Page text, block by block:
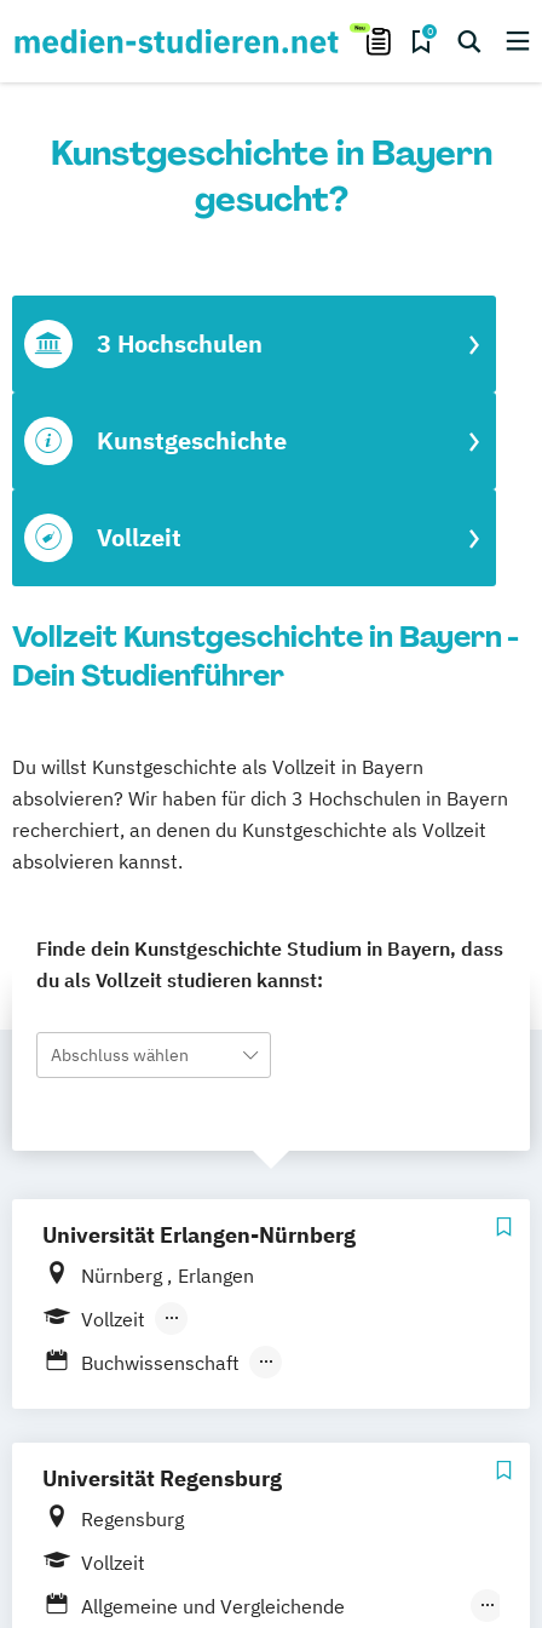
0
Kunstgeschichte in Bayern
gesucht?
Vollzeit
Kunstgeschichte
3 Hochschulen
Vollzeit Kunstgeschichte in Bayern -
Dein Studienführer
Du willst Kunstgeschichte als Vollzeit in Bayern
absolvieren? Wir haben für dich 3 Hochschulen in Bayern
recherchiert, an denen du Kunstgeschichte als Vollzeit
absolvieren kannst.
Finde dein Kunstgeschichte Studium in Bayern, dass
du als Vollzeit studieren kannst:
Abschluss wählen
Universität Erlangen-Nürnberg
Nürnberg
Erlangen
Vollzeit
Berufsbegleitendes Präsenzstudium
Buchwissenschaft
Engineering
Digitale Geistes- und Sozialwissenschaften
Kunstgeschichte
Lehramt Kunst Lehramt Musik
Universität Regensburg
Regensburg
Vollzeit
Allgemeine und Vergleichende